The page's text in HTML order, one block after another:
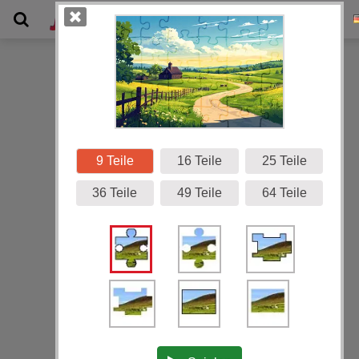
Galerie
9 Teile 16 Teile 25 Teile
36 Teile 49 Teile 64 Teile